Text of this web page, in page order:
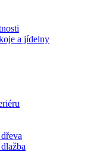
a jídelny